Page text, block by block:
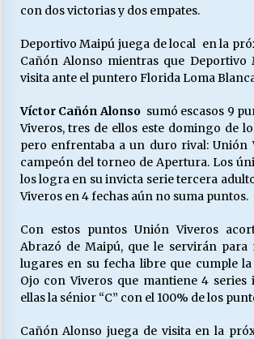
con dos victorias y dos empates.
Deportivo Maipú juega de local en la
Cañón Alonso mientras que Deportivo
visita ante el puntero Florida Loma
Víctor Cañón Alonsosumó escasos 9
Viveros, tres de ellos este domingo de
pero enfrentaba a un duro rival: Unión
campeón del torneo de Apertura. Los
los logra en su invicta serie tercera
Viveros en 4 fechas aún no suma puntos.
Con estos puntos Unión Viveros
Abrazó de Maipú, que le servirán para
lugares en su fecha libre que cumple
Ojo con Viveros que mantiene 4 series
ellas la sénior “C” con el 100% de los
Cañón Alonso juega de visita en la